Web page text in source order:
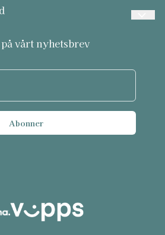
vårt nyhetsbrev
Abonner